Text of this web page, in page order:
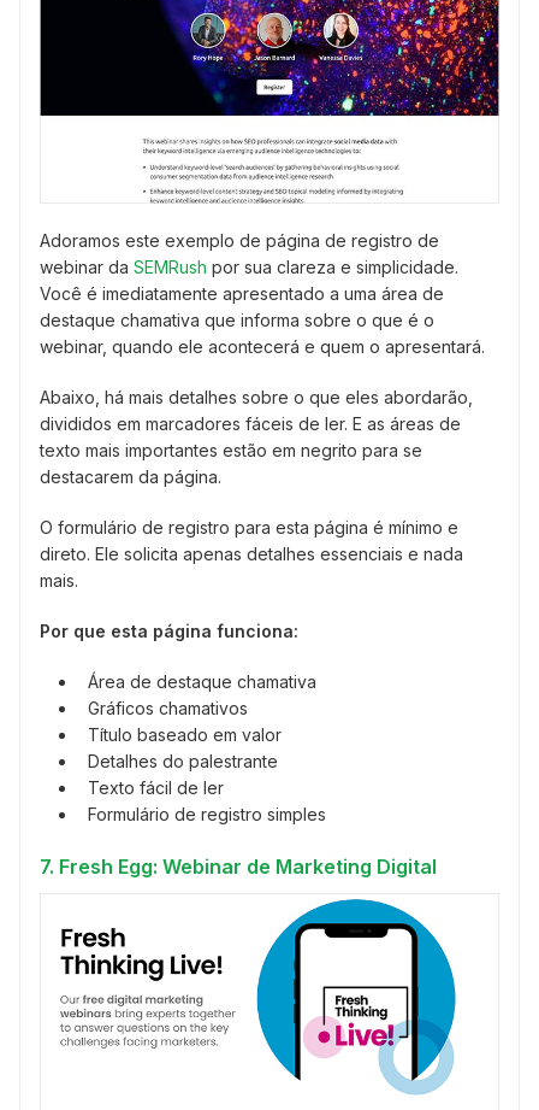
Adoramos este exemplo de página de registro de
webinar da SEMRush por sua clareza e simplicidade.
Você é imediatamente apresentado a uma área de
destaque chamativa que informa sobre o que é o
webinar, quando ele acontecerá e quem o apresentará.
Abaixo, há mais detalhes sobre o que eles abordarão,
divididos em marcadores fáceis de ler. E as áreas de
texto mais importantes estão em negrito para se
destacarem da página.
O formulário de registro para esta página é mínimo e
direto. Ele solicita apenas detalhes essenciais e nada
mais.
Por que esta página funciona:
Área de destaque chamativa
Gráficos chamativos
Título baseado em valor
Detalhes do palestrante
Texto fácil de ler
Formulário de registro simples
7. Fresh Egg: Webinar de Marketing Digital